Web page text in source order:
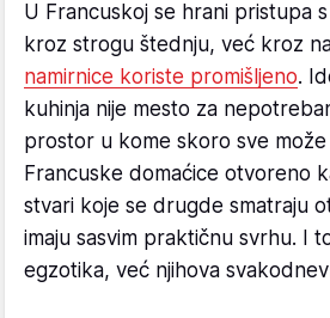
U Francuskoj se hrani pristupa
kroz strogu štednju, već kroz
namirnice koriste promišljeno.
kuhinja nije mesto za
prostor u kome skoro sve
Francuske domaćice otvoreno
stvari koje se drugde smatraju
imaju sasvim praktičnu svrhu. I
egzotika, već njihova